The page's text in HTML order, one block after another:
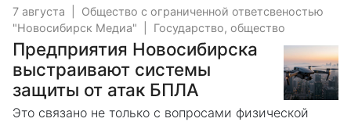
7 августа
Общество с ограниченной ответсвеностью
"Новосибирск Медиа"
Государство, общество
Предприятия Новосибирска
выстраивают системы
защиты от атак БПЛА
Это связано не только с вопросами физической